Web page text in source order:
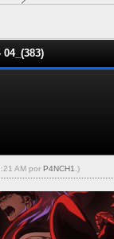
AM por P4NCH1 .)